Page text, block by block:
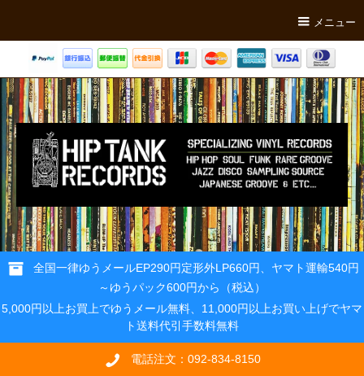
メニュー
全国一律ゆうメールEP290円定形外LP660円、ヤマト運輸540円
～ゆうパック600円から（税込）
5,000円以上お買上でゆうメール無料、11,000円以上お買い上げでヤマ
ト送料代引手数料無料
電話注文：092-834-8150